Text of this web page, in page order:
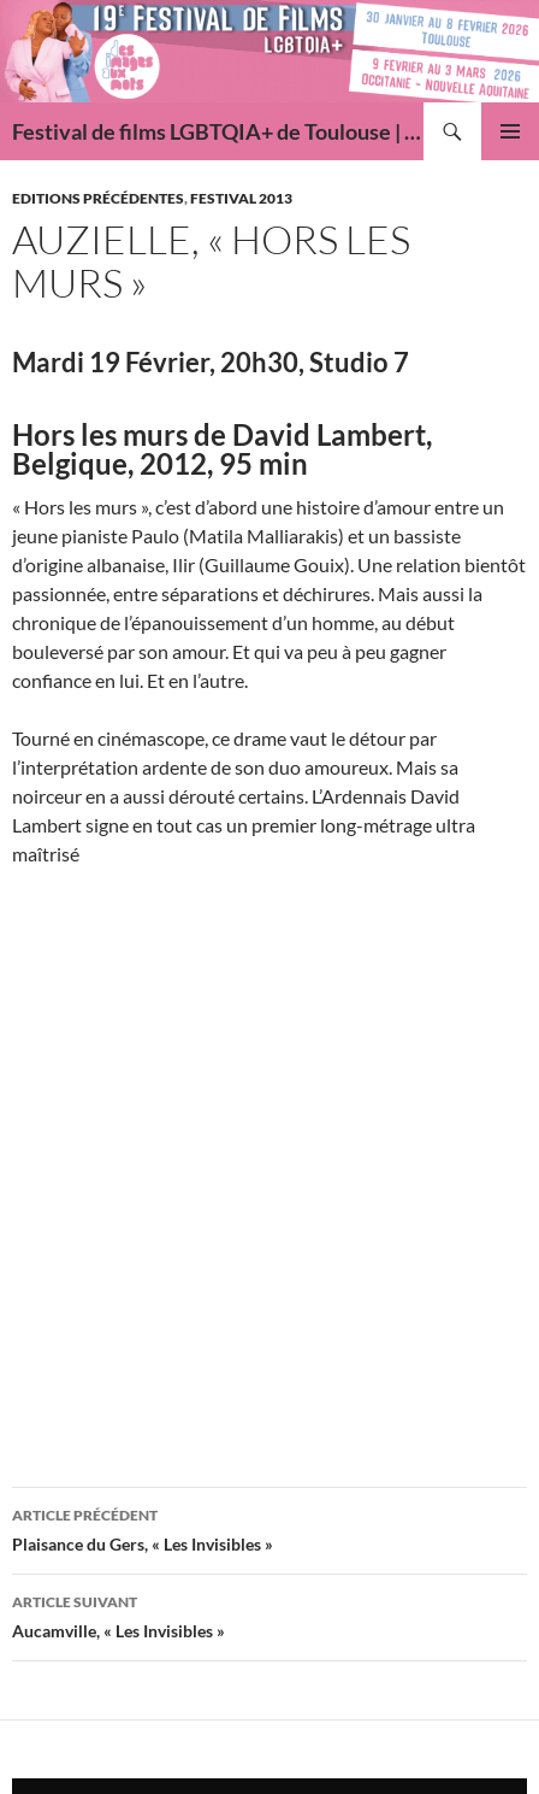
Aller
au
contenu
Festival de films LGBTQIA+ de Toulouse | Des Images Aux Mots
EDITIONS PRÉCÉDENTES,FESTIVAL 2013
AUZIELLE, « HORS LES
MURS »
Mardi 19 Février, 20h30, Studio 7
Hors les mursde David Lambert,
Belgique, 2012, 95 min
« Hors les murs », c’est d’abord une histoire d’amour entre un
jeune pianiste Paulo (Matila Malliarakis) et un bassiste
d’origine albanaise, Ilir (Guillaume Gouix). Une relation bientôt
passionnée, entre séparations et déchirures. Mais aussi la
chronique de l’épanouissement d’un homme, au début
bouleversé par son amour. Et qui va peu à peu gagner
confiance en lui. Et en l’autre.
Tourné en cinémascope, ce drame vaut le détour par
l’interprétation ardente de son duo amoureux. Mais sa
noirceur en a aussi dérouté certains. L’Ardennais David
Lambert signe en tout cas un premier long-métrage ultra
maîtrisé
Navigation
des
articles
ARTICLE PRÉCÉDENT
Plaisance du Gers, « Les Invisibles »
ARTICLE SUIVANT
Aucamville, « Les Invisibles »